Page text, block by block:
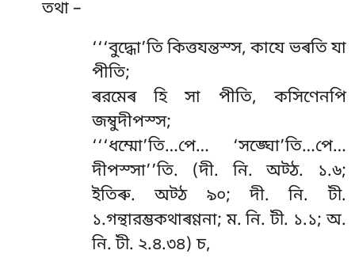
তথা –
‘‘‘বুদ্ধো’তি কিত্তযন্তস্স, কাযে ভৰতি যা
পীতি;
ৰরমেৰ হি সা পীতি, কসিণেনপি
জম্বুদীপস্স;
‘‘‘ধম্মো’তি…পে… ‘সঙ্ঘো’তি…পে…
দীপস্সা’’তি. (দী. নি. অট্ঠ. ১.৬;
ইতিৰু. অট্ঠ ৯০; দী. নি. টী.
১.গন্থারম্ভকথাৰণ্ণনা; ম. নি. টী. ১.১; অ.
নি. টী. ২.৪.৩৪) চ,